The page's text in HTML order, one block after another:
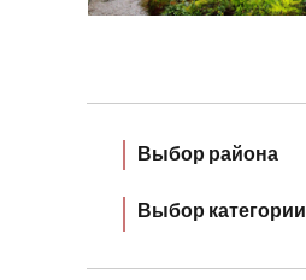
Выбор района
Выбор категории